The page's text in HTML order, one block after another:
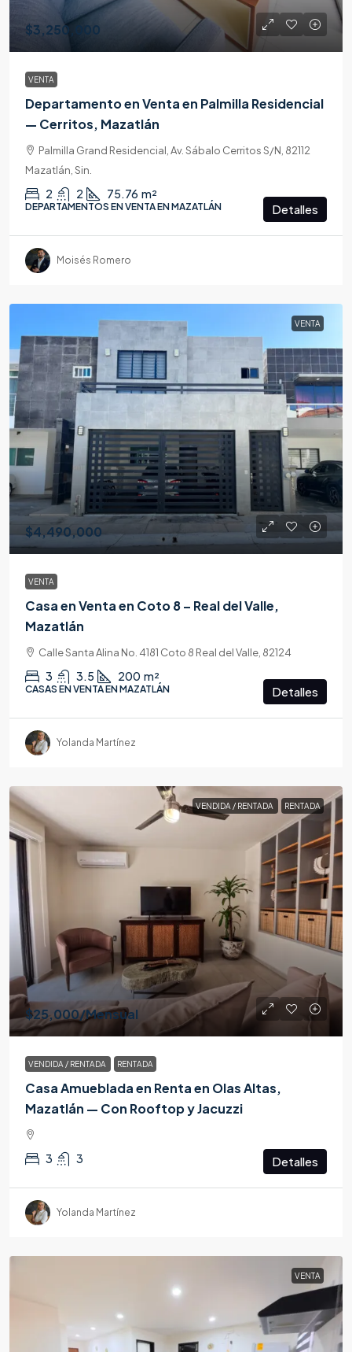
$3,250,000
VENTA
Departamento en Venta en Palmilla Residencial
— Cerritos, Mazatlán
Palmilla Grand Residencial, Av. Sábalo Cerritos S/N, 82112
Mazatlán, Sin.
2 2 75.76 m²
DEPARTAMENTOS EN VENTA EN MAZATLÁN Detalles
Moisés Romero
VENTA
$4,490,000
VENTA
Casa en Venta en Coto 8 – Real del Valle,
Mazatlán
Calle Santa Alina No. 4181 Coto 8 Real del Valle, 82124
3 3.5 200 m²
CASAS EN VENTA EN MAZATLÁN Detalles
Yolanda Martínez
VENDIDA / RENTADA RENTADA
$25,000/Mensual
VENDIDA / RENTADA RENTADA
Casa Amueblada en Renta en Olas Altas,
Mazatlán — Con Rooftop y Jacuzzi
3 3 Detalles
Yolanda Martínez
VENTA